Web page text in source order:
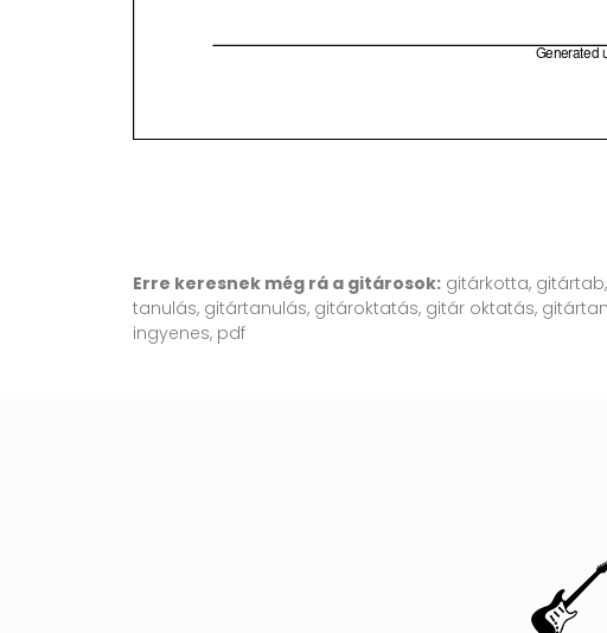
Erre keresnek még rá a gitárosok: gitárkotta,
tanulás, gitártanulás, gitároktatás, gitár oktatás,
ingyenes, pdf